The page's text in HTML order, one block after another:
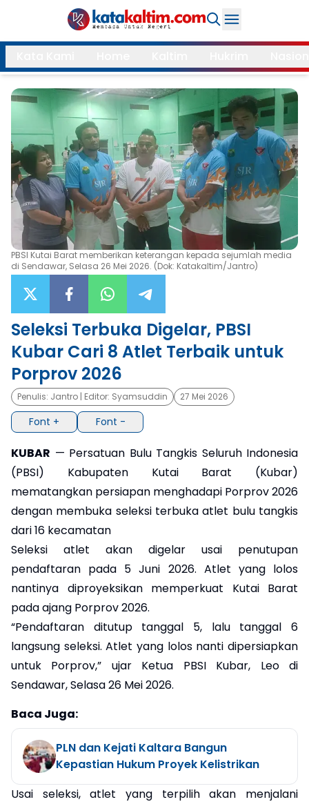
Daerah
Kukar
Samarinda
Bontang
Balikpapan
Kubar
Kutim
PPU
Mahulu
Paser
Berau
More
Internasional
Feature
Opini
Gaya
×
Search
PBSI Kutai Barat memberikan keterangan kepada sejumlah media
di Sendawar, Selasa 26 Mei 2026. (Dok: Katakaltim/Jantro)
Seleksi Terbuka Digelar, PBSI
Kubar Cari 8 Atlet Terbaik untuk
Porprov 2026
Penulis: Jantro | Editor: Syamsuddin 27 Mei 2026
Font + Font -
KUBAR — Persatuan Bulu Tangkis Seluruh Indonesia
(PBSI) Kabupaten Kutai Barat (Kubar)
mematangkan persiapan menghadapi Porprov 2026
dengan membuka seleksi terbuka atlet bulu tangkis
dari 16 kecamatan
Seleksi atlet akan digelar usai penutupan
pendaftaran pada 5 Juni 2026. Atlet yang lolos
nantinya diproyeksikan memperkuat Kutai Barat
pada ajang Porprov 2026.
“Pendaftaran ditutup tanggal 5, lalu tanggal 6
langsung seleksi. Atlet yang lolos nanti dipersiapkan
untuk Porprov,” ujar Ketua PBSI Kubar, Leo di
Sendawar, Selasa 26 Mei 2026.
Baca Juga:
PLN dan Kejati Kaltara Bangun
Kepastian Hukum Proyek Kelistrikan
Usai seleksi, atlet yang terpilih akan menjalani